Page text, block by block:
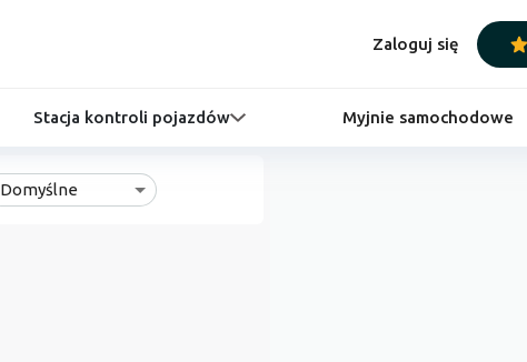
Zaloguj się
Stacja kontroli pojazdów Myjnie samochodowe
Domyślne